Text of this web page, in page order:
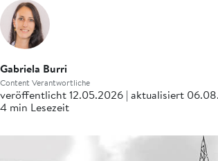
Gabriela Burri
Content Verantwortliche
veröffentlicht 12.05.2026 | aktualisiert
4 min Lesezeit